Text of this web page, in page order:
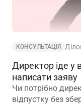
КОНСУЛЬТАЦІЯ
Директор іде у
написати заяву
Чи потрібно
відпустку без